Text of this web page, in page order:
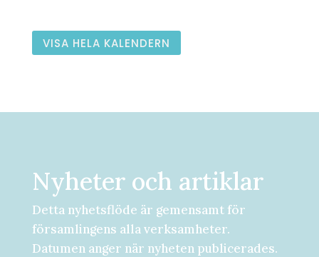
VISA HELA KALENDERN
Nyheter och artiklar
Detta nyhetsflöde är gemensamt för
församlingens alla verksamheter.
Datumen anger när nyheten publicerades.